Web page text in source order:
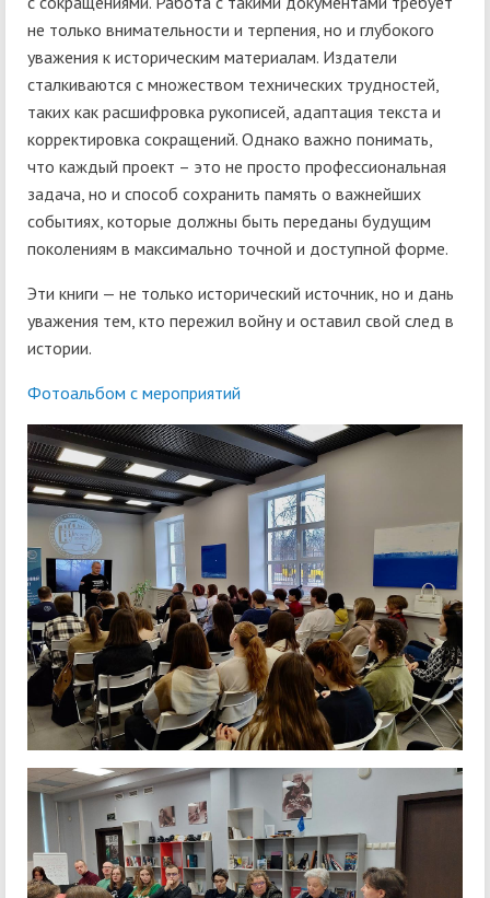
не только внимательности и терпения, но и глубокого
уважения к историческим материалам. Издатели
сталкиваются с множеством технических трудностей,
таких как расшифровка рукописей, адаптация текста и
корректировка сокращений. Однако важно понимать,
что каждый проект – это не просто профессиональная
задача, но и способ сохранить память о важнейших
событиях, которые должны быть переданы будущим
поколениям в максимально точной и доступной форме.
Эти книги — не только исторический источник, но и дань
уважения тем, кто пережил войну и оставил свой след в
истории.
Фотоальбом с мероприятий